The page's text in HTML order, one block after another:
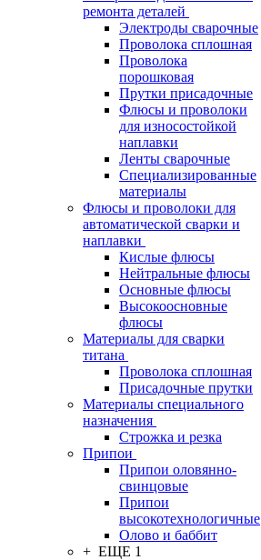
ремонта деталей
Электроды сварочные
Проволока сплошная
Проволока
порошковая
Прутки присадочные
Флюсы и проволоки
для износостойкой
наплавки
Ленты сварочные
Специализированные
материалы
Флюсы и проволоки для
автоматической сварки и
наплавки
Кислые флюсы
Нейтральные флюсы
Основные флюсы
Высокоосновные
флюсы
Материалы для сварки
титана
Проволока сплошная
Присадочные прутки
Материалы специального
назначения
Строжка и резка
Припои
Припои оловянно-
свинцовые
Припои
высокотехнологичные
Олово и баббит
+ ЕЩЕ 1